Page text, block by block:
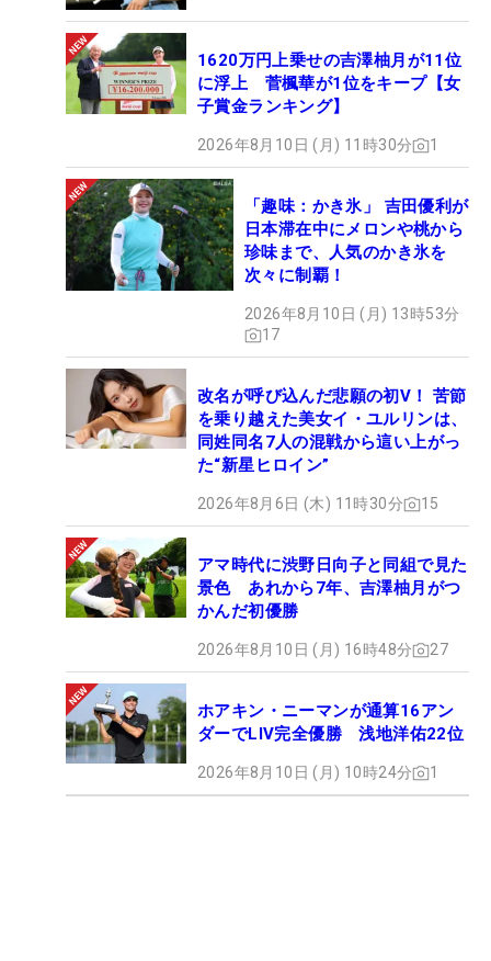
1620万円上乗せの吉澤柚月が11位
に浮上 菅楓華が1位をキープ【女
子賞金ランキング】
2026年8月10日 (月) 11時30分 1
「趣味：かき氷」 吉田優利が
日本滞在中にメロンや桃から
珍味まで、人気のかき氷を
次々に制覇！
2026年8月10日 (月) 13時53分
17
改名が呼び込んだ悲願の初V！ 苦節
を乗り越えた美女イ・ユルリンは、
同姓同名7人の混戦から這い上がっ
た“新星ヒロイン”
2026年8月6日 (木) 11時30分 15
アマ時代に渋野日向子と同組で見た
景色 あれから7年、吉澤柚月がつ
かんだ初優勝
2026年8月10日 (月) 16時48分 27
ホアキン・ニーマンが通算16アン
ダーでLIV完全優勝 浅地洋佑22位
2026年8月10日 (月) 10時24分 1